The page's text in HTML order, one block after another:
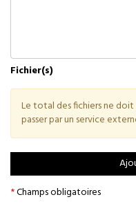
Fichier(s)
Le total des fichiers ne doit
passer par un service
*Champs obligatoires